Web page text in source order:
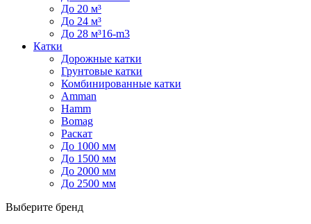
До 20 м³
До 24 м³
До 28 м³16-m3
Катки
Дорожные катки
Грунтовые катки
Комбинированные катки
Amman
Hamm
Bomag
Раскат
До 1000 мм
До 1500 мм
До 2000 мм
До 2500 мм
Выберите бренд